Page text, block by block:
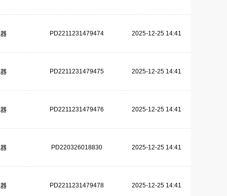
PD2211231479474 2025-12-25 14:41
PD2211231479475 2025-12-25 14:41
PD2211231479476 2025-12-25 14:41
PD220326018830 2025-12-25 14:41
PD2211231479478 2025-12-25 14:41